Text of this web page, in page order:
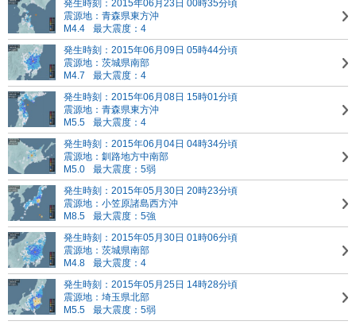
発生時刻：2015年06月23日 00時35分頃
震源地：青森県東方沖
M4.4
最大震度：4
発生時刻：2015年06月09日 05時44分頃
震源地：茨城県南部
M4.7
最大震度：4
発生時刻：2015年06月08日 15時01分頃
震源地：青森県東方沖
M5.5
最大震度：4
発生時刻：2015年06月04日 04時34分頃
震源地：釧路地方中南部
M5.0
最大震度：5弱
発生時刻：2015年05月30日 20時23分頃
震源地：小笠原諸島西方沖
M8.5
最大震度：5強
発生時刻：2015年05月30日 01時06分頃
震源地：茨城県南部
M4.8
最大震度：4
発生時刻：2015年05月25日 14時28分頃
震源地：埼玉県北部
M5.5
最大震度：5弱